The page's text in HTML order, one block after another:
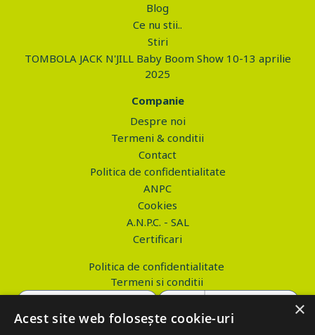
Blog
Ce nu stii..
Stiri
TOMBOLA JACK N'JILL Baby Boom Show 10-13 aprilie
2025
Companie
Despre noi
Termeni & conditii
Contact
Politica de confidentialitate
ANPC
Cookies
A.N.P.C. - SAL
Certificari
Politica de confidentialitate
Termeni si conditii
×
Acest site web folosește cookie-uri